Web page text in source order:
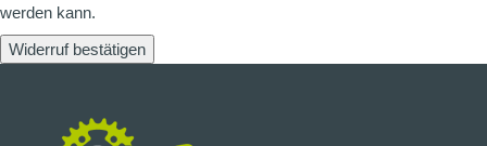
werden kann.
Widerruf bestätigen